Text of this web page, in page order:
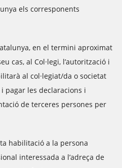
els corresponents
en el termini aproximat
cas, al Col·legi, l’autorització i
al col·legiat/da o societat
pagar les declaracions i
de terceres persones per
habilitació a la persona
interessada a l’adreça de